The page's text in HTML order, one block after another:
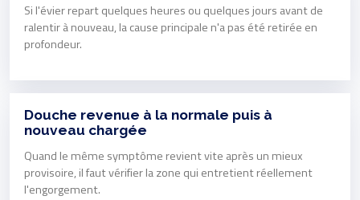
Si l'évier repart quelques heures ou quelques jours avant de
ralentir à nouveau, la cause principale n'a pas été retirée en
profondeur.
Douche revenue à la normale puis à
nouveau chargée
Quand le même symptôme revient vite après un mieux
provisoire, il faut vérifier la zone qui entretient réellement
l'engorgement.